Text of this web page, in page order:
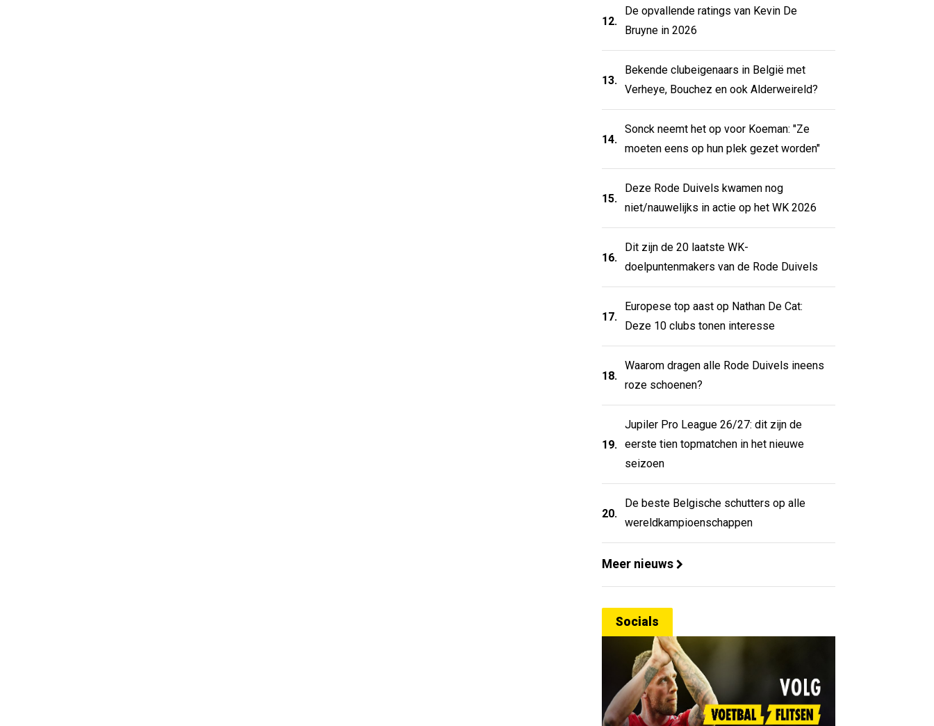
12.
De opvallende ratings van Kevin De
Bruyne in 2026
13.
Bekende clubeigenaars in België met
Verheye, Bouchez en ook Alderweireld?
14.
Sonck neemt het op voor Koeman: "Ze
moeten eens op hun plek gezet worden"
15.
Deze Rode Duivels kwamen nog
niet/nauwelijks in actie op het WK 2026
16.
Dit zijn de 20 laatste WK-
doelpuntenmakers van de Rode Duivels
17.
Europese top aast op Nathan De Cat:
Deze 10 clubs tonen interesse
18.
Waarom dragen alle Rode Duivels ineens
roze schoenen?
19.
Jupiler Pro League 26/27: dit zijn de
eerste tien topmatchen in het nieuwe
seizoen
20.
De beste Belgische schutters op alle
wereldkampioenschappen
Meer nieuws
Socials